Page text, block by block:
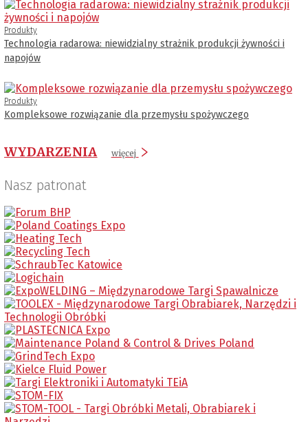
Produkty
Technologia radarowa: niewidzialny strażnik produkcji żywności i
napojów
Produkty
Kompleksowe rozwiązanie dla przemysłu spożywczego
WYDARZENIA więcej
Nasz patronat